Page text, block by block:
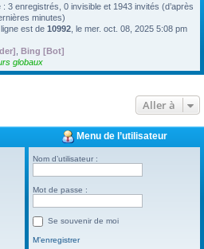
3 enregistrés, 0 invisible et 1943 invités (d’après
minutes)
est de 10992 , le mer. oct. 08, 2025 5:08 pm
Bing [Bot]
globaux
Aller à
Menu de l’utilisateur
Nom d’utilisateur :
Mot de passe :
Se souvenir de moi
M’enregistrer